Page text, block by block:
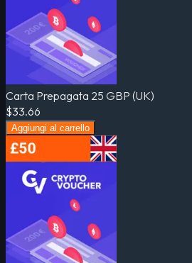
Carta Prepagata 25 GBP (UK)
$33.66
Aggiungi al carrello